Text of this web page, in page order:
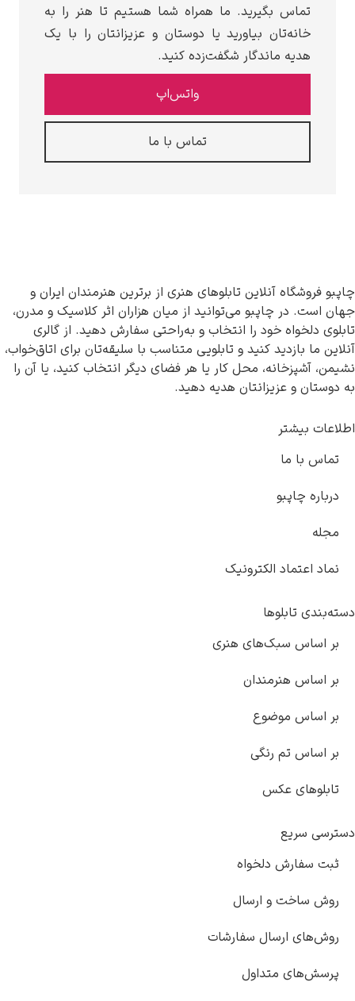
تماس بگیرید. ما همراه شما هستیم تا هنر را به
خانه‌تان بیاورید یا دوستان و عزیزانتان را با یک
هدیه ماندگار شگفت‌زده کنید.
واتس‌اپ
تماس با ما
چاپبو فروشگاه آنلاین تابلوهای هنری از برترین هنرمندان ایران و
جهان است. در چاپبو می‌توانید از میان هزاران اثر کلاسیک و مدرن،
تابلوی دلخواه خود را انتخاب و به‌راحتی سفارش دهید. از گالری
آنلاین ما بازدید کنید و تابلویی متناسب با سلیقه‌تان برای اتاق‌خواب،
نشیمن، آشپزخانه، محل کار یا هر فضای دیگر انتخاب کنید، یا آن را
به دوستان و عزیزانتان هدیه دهید.
اطلاعات بیشتر
تماس با ما
درباره چاپبو
مجله
نماد اعتماد الکترونیک
دسته‌بندی تابلوها
بر اساس سبک‌های هنری
بر اساس هنرمندان
بر اساس موضوع
بر اساس تم رنگی
تابلوهای عکس
دسترسی سریع
ثبت سفارش دلخواه
روش ساخت و ارسال
روش‌های ارسال سفارشات
پرسش‌های متداول